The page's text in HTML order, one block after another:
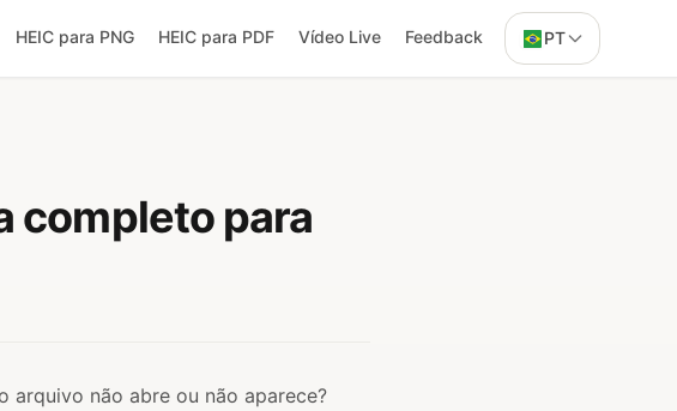
HEIC para PNG HEIC para PDF Vídeo Live Feedback PT
completo para
arquivo não abre ou não aparece?